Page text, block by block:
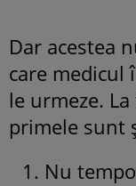
Dar acestea
care medicul
le urmeze.
primele sunt
Nu